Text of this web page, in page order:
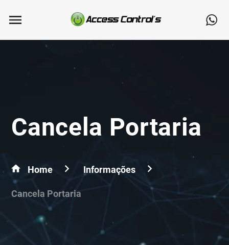
Cancela Portaria
Home Informações
Cancela Portaria